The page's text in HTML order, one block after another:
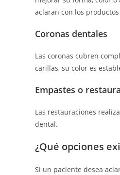
aclaran con los
Coronas dentales
Las coronas cubren
carillas, su color es
Empastes o
Las restauraciones
dental.
¿Qué opciones
Si un paciente desea